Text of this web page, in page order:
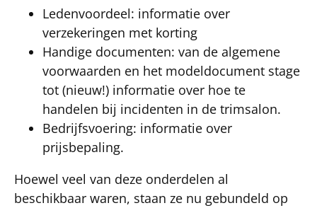
Ledenvoordeel: informatie over
verzekeringen met korting
Handige documenten: van de algemene
voorwaarden en het modeldocument stage
tot (nieuw!) informatie over hoe te
handelen bij incidenten in de trimsalon.
Bedrijfsvoering: informatie over
prijsbepaling.
Hoewel veel van deze onderdelen al
beschikbaar waren, staan ze nu gebundeld op